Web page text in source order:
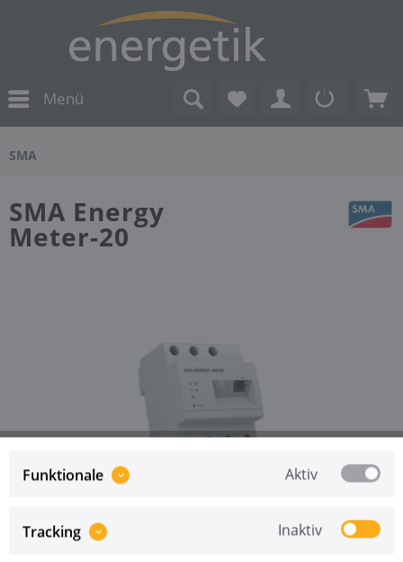
Menü
SMA
SMA Energy
Meter-20
Preise sind erst nach erfolgreicher Registrierung
als
Funktionale Aktiv
Tracking Inaktiv